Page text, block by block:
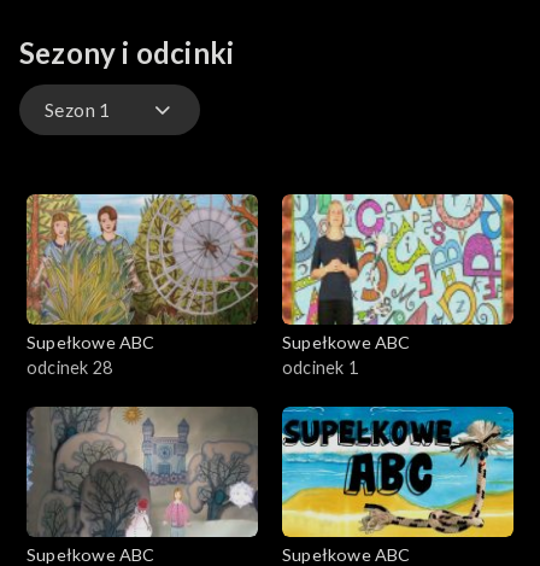
zrobimy bardzo proste karmniki dla ptaków.
Sezony i odcinki
Sezon 1
Supełkowe ABC
odcinek 28
Supełkowe ABC
odcinek 1
Supełkowe ABC
Supełkowe ABC